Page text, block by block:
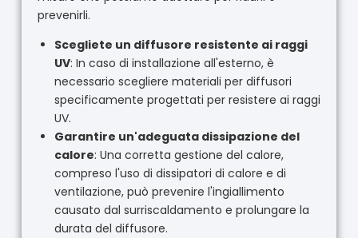
prevenirli.
Scegliete un diffusore resistente ai raggi
UV: In caso di installazione all'esterno, è
necessario scegliere materiali per diffusori
specificamente progettati per resistere ai raggi
UV.
Garantire un'adeguata dissipazione del
calore: Una corretta gestione del calore,
compreso l'uso di dissipatori di calore e di
ventilazione, può prevenire l'ingiallimento
causato dal surriscaldamento e prolungare la
durata del diffusore.